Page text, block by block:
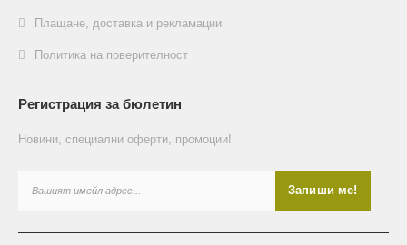
Плащане, доставка и рекламации
Политика на поверителност
Регистрация за бюлетин
Новини, специални оферти, промоции!